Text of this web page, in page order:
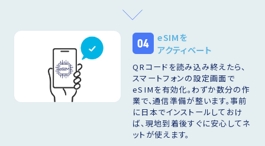
04
eSIMを
アクティベート
QRコードを読み込み終えたら、
スマートフォンの設定画面で
eSIMを有効化。わずか数分の作
業で、通信準備が整います。事前
に日本でインストールしておけ
ば、現地到着後すぐに安心してネ
ットが使えます。